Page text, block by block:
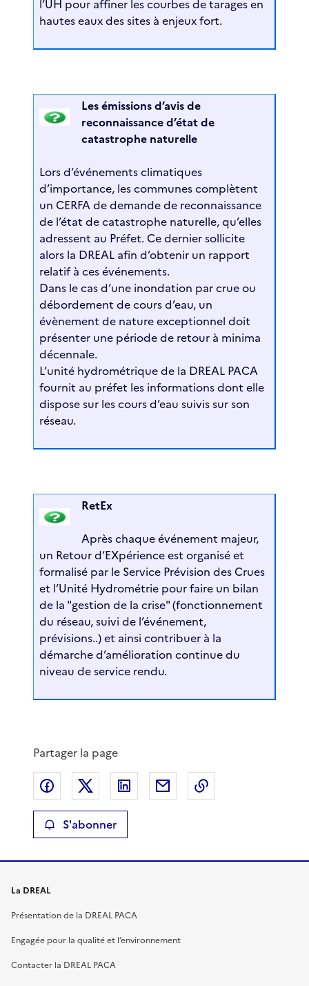
l’UH pour affiner les courbes de tarages en
hautes eaux des sites à enjeux fort.
Les émissions d’avis de
reconnaissance d’état de
catastrophe naturelle
Lors d’événements climatiques
d’importance, les communes complètent
un CERFA de demande de reconnaissance
de l’état de catastrophe naturelle, qu’elles
adressent au Préfet. Ce dernier sollicite
alors la DREAL afin d’obtenir un rapport
relatif à ces événements.
Dans le cas d’une inondation par crue ou
débordement de cours d’eau, un
évènement de nature exceptionnel doit
présenter une période de retour à minima
décennale.
L’unité hydrométrique de la DREAL PACA
fournit au préfet les informations dont elle
dispose sur les cours d’eau suivis sur son
réseau.
RetEx
Après chaque événement majeur,
un Retour d’EXpérience est organisé et
formalisé par le Service Prévision des Crues
et l’Unité Hydrométrie pour faire un bilan
de la "gestion de la crise" (fonctionnement
du réseau, suivi de l’événement,
prévisions..) et ainsi contribuer à la
démarche d’amélioration continue du
niveau de service rendu.
Partager la page
Partager sur Facebook
Partager sur XPartager sur LinkedIn
Partager par email
S'abonner
La DREAL
Présentation de la DREAL PACA
Engagée pour la qualité et l’environnement
Contacter la DREAL PACA